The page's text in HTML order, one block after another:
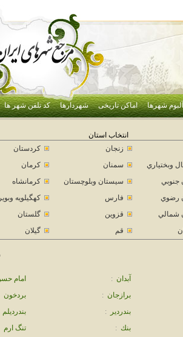
آلبوم شهرها اماکن تاریخی شهردارها کد تلفن شهر ها
انتخاب استان
زنجان كردستان
وبختياري سمنان كرمان
جنوبي سيستان وبلوچستان كرمانشاه
رضوي فارس كهگيلويه
شمالي قزوين گلستان
قم گيلان
آبدان : امام
برازجان : بردخون
بندردير : بندرديلم
بنك : تنگ ارم